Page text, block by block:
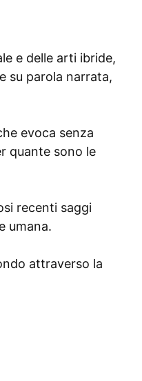
e delle arti ibride,
su parola narrata,
evoca senza
quante sono le
recenti saggi
umana.
attraverso la